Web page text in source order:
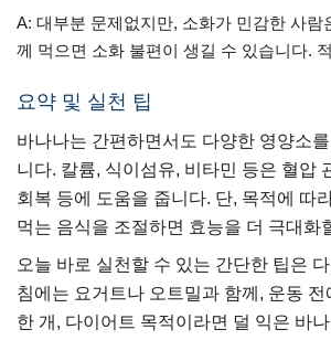
A: 대부분 문제없지만, 소화가 민감한 사람
께 먹으면 소화 불편이 생길 수 있습니다.
요약 및 실천 팁
바나나는 간편하면서도 다양한 영양소
니다. 칼륨, 식이섬유, 비타민 등은 혈압
회복 등에 도움을 줍니다. 단, 목적에 따
먹는 음식을 조절하면 효능을 더 극대화
오늘 바로 실천할 수 있는 간단한 팁은
침에는 요거트나 오트밀과 함께, 운동
한 개, 다이어트 목적이라면 덜 익은 바